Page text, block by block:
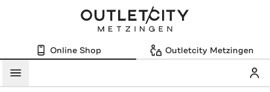
Online Shop Outletcity Metzingen
Menü